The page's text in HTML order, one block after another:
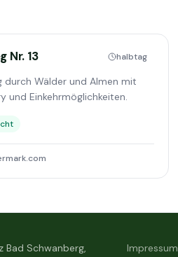
Nr. 13 halbtag
durch Wälder und Almen mit
und Einkehrmöglichkeiten.
Bad Schwanberg,
Impressum